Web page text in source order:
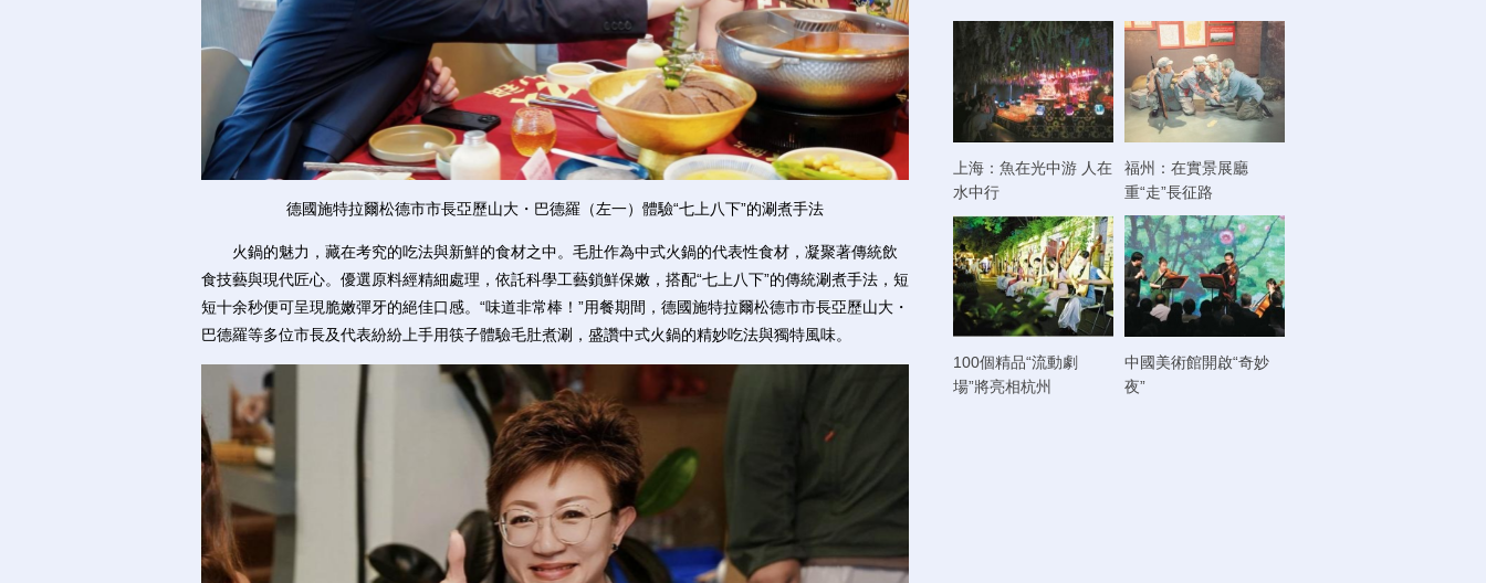
德國施特拉爾松德市市長亞歷山大・巴德羅（左一）體驗“七上八下”的涮煮手法
火鍋的魅力，藏在考究的吃法與新鮮的食材之中。毛肚作為中式火鍋的代表性食材，凝聚著傳統飲
食技藝與現代匠心。優選原料經精細處理，依託科學工藝鎖鮮保嫩，搭配“七上八下”的傳統涮煮手法，短
短十余秒便可呈現脆嫩彈牙的絕佳口感。“味道非常棒！”用餐期間，德國施特拉爾松德市市長亞歷山大・
巴德羅等多位市長及代表紛紛上手用筷子體驗毛肚煮涮，盛讚中式火鍋的精妙吃法與獨特風味。
上海：魚在光中游 人在
水中行
福州：在實景展廳
重“走”長征路
100個精品“流動劇
場”將亮相杭州
中國美術館開啟“奇妙
夜”